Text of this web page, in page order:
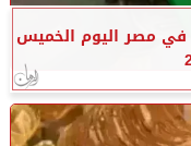
في مصر اليوم الخميس